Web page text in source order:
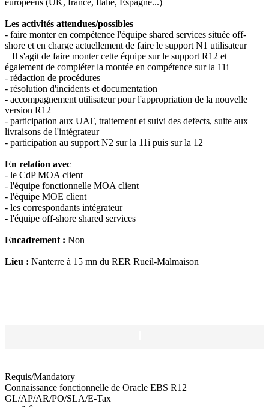
Les activités attendues/possibles
- faire monter en compétence l'équipe shared services située off-
shore et en charge actuellement de faire le support N1 utilisateur
Il s'agit de faire monter cette équipe sur le support R12 et
également de compléter la montée en compétence sur la 11i
- rédaction de procédures
- résolution d'incidents et documentation
- accompagnement utilisateur pour l'appropriation de la nouvelle
version R12
- participation aux UAT, traitement et suivi des defects, suite aux
livraisons de l'intégrateur
- participation au support N2 sur la 11i puis sur la 12
En relation avec
- le CdP MOA client
- l'équipe fonctionnelle MOA client
- l'équipe MOE client
- les correspondants intégrateur
- l'équipe off-shore shared services
Encadrement : Non
Lieu : Nanterre à 15 mn du RER Rueil-Malmaison
Requis/Mandatory
Connaissance fonctionnelle de Oracle EBS R12
GL/AP/AR/PO/SLA/E-Tax